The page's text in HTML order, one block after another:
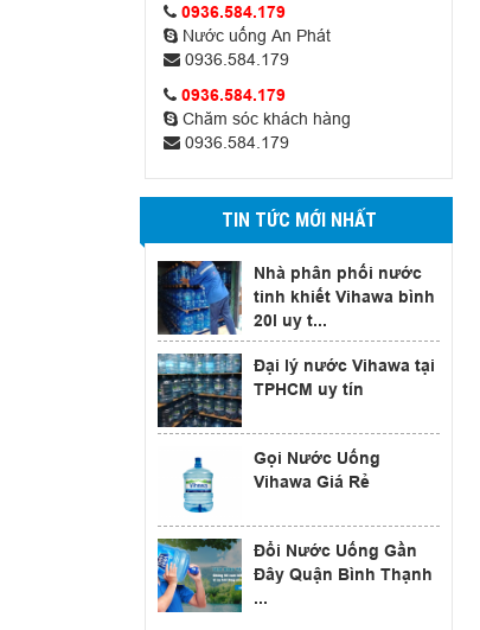
0936.584.179
Nước uống An Phát
0936.584.179
0936.584.179
Chăm sóc khách hàng
0936.584.179
TIN TỨC MỚI NHẤT
Nhà phân phối nước
tinh khiết Vihawa bình
20l uy t...
Đại lý nước Vihawa tại
TPHCM uy tín
Gọi Nước Uống
Vihawa Giá Rẻ
Đổi Nước Uống Gần
Đây Quận Bình Thạnh
...